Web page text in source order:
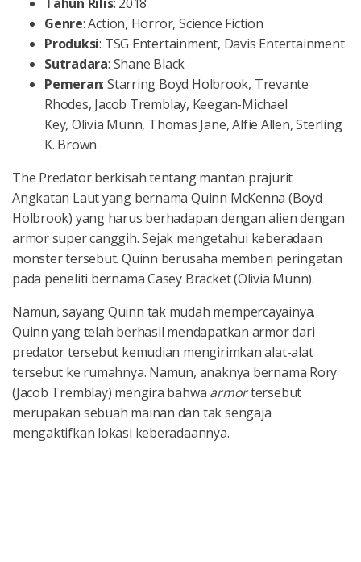
Genre: Action, Horror, Science Fiction
Produksi: TSG Entertainment, Davis Entertainment
Sutradara: Shane Black
Pemeran: Starring Boyd Holbrook, Trevante
Rhodes, Jacob Tremblay, Keegan-Michael
Key, Olivia Munn, Thomas Jane, Alfie Allen, Sterling
K. Brown
The Predator berkisah tentang mantan prajurit
Angkatan Laut yang bernama Quinn McKenna (Boyd
Holbrook) yang harus berhadapan dengan alien dengan
armor super canggih. Sejak mengetahui keberadaan
monster tersebut. Quinn berusaha memberi peringatan
pada peneliti bernama Casey Bracket (Olivia Munn).
Namun, sayang Quinn tak mudah mempercayainya.
Quinn yang telah berhasil mendapatkan armor dari
predator tersebut kemudian mengirimkan alat-alat
tersebut ke rumahnya. Namun, anaknya bernama Rory
(Jacob Tremblay) mengira bahwa armortersebut
merupakan sebuah mainan dan tak sengaja
mengaktifkan lokasi keberadaannya.